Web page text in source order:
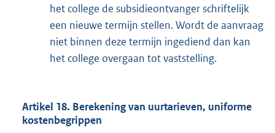
het college de subsidieontvanger schriftelijk
een nieuwe termijn stellen. Wordt de aanvraag
niet binnen deze termijn ingediend dan kan
het college overgaan tot vaststelling.
Artikel 18. Berekening van uurtarieven, uniforme
kostenbegrippen